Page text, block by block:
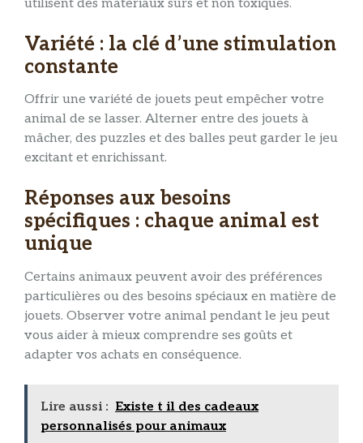
utilisent des matériaux sûrs et non toxiques.
Variété : la clé d’une stimulation
constante
Offrir une variété de jouets peut empêcher votre
animal de se lasser. Alterner entre des jouets à
mâcher, des puzzles et des balles peut garder le jeu
excitant et enrichissant.
Réponses aux besoins
spécifiques : chaque animal est
unique
Certains animaux peuvent avoir des préférences
particulières ou des besoins spéciaux en matière de
jouets. Observer votre animal pendant le jeu peut
vous aider à mieux comprendre ses goûts et
adapter vos achats en conséquence.
Lire aussi : Existe t il des cadeaux
personnalisés pour animaux